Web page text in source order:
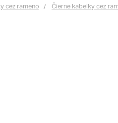
cez rameno Čierne kabelky cez